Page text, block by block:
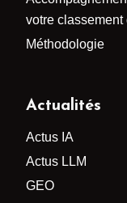
votre
Méthodologie
Actualités
Actus IA
Actus LLM
GEO